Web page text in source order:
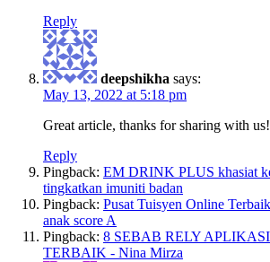
Reply
deepshikha says:
May 13, 2022 at 5:18 pm
Great article, thanks for sharing with
Reply
Pingback: EM DRINK PLUS khasiat
tingkatkan imuniti badan
Pingback: Pusat Tuisyen Online
anak score A
Pingback: 8 SEBAB RELY
TERBAIK - Nina Mirza